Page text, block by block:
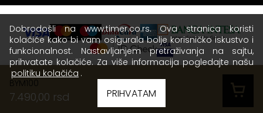
BYM100
7.490,00 rsd
Copyright © 2026 Timer - Sva prava zadržana.
Dobrodošli na www.timer.co.rs. Ova stranica koristi
kolačiće kako bi vam osigurala bolje korisničko iskustvo i
funkcionalnost. Nastavljanjem pretraživanja na sajtu,
prihvatate kolačiće. Za više informacija pogledajte našu
politiku kolačića .
PRIHVATAM